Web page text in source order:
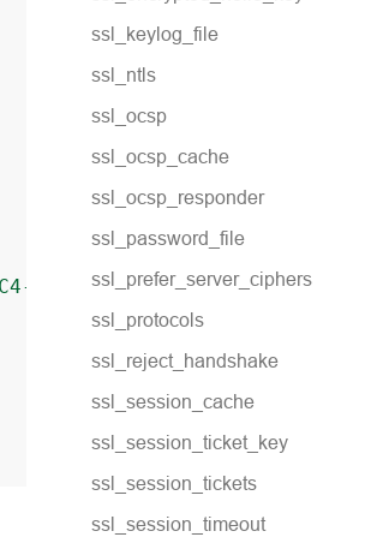
MD5
ssl_keylog_file
ssl_ntls
ssl_ocsp
ssl_ocsp_cache
ssl_ocsp_responder
ssl_password_file
ssl_prefer_server_ciphers
ssl_protocols
ssl_reject_handshake
ssl_session_cache
ssl_session_ticket_key
ssl_session_tickets
ssl_session_timeout